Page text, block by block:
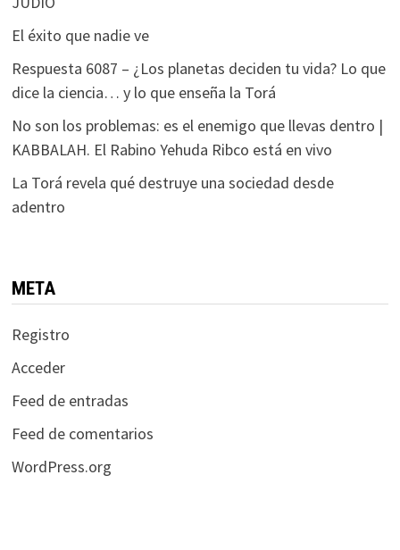
El éxito que nadie ve
Respuesta 6087 – ¿Los planetas deciden tu vida? Lo que
dice la ciencia… y lo que enseña la Torá
No son los problemas: es el enemigo que llevas dentro |
KABBALAH. El Rabino Yehuda Ribco está en vivo
La Torá revela qué destruye una sociedad desde
adentro
META
Registro
Acceder
Feed de entradas
Feed de comentarios
WordPress.org